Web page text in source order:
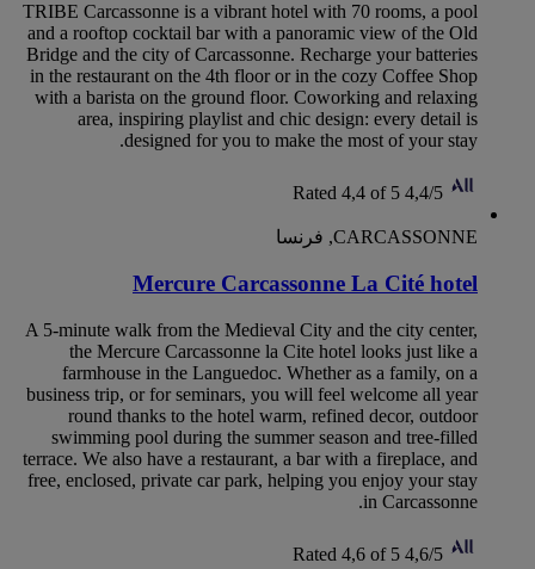
TRIBE Carcassonne is a vibrant hotel with 70 rooms, a pool
and a rooftop cocktail bar with a panoramic view of the Old
Bridge and the city of Carcassonne. Recharge your batteries
in the restaurant on the 4th floor or in the cozy Coffee Shop
with a barista on the ground floor. Coworking and relaxing
area, inspiring playlist and chic design: every detail is
designed for you to make the most of your stay.
4,4/5
Rated 4,4 of 5
CARCASSONNE, فرنسا
Mercure Carcassonne La Cité hotel
A 5-minute walk from the Medieval City and the city center,
the Mercure Carcassonne la Cite hotel looks just like a
farmhouse in the Languedoc. Whether as a family, on a
business trip, or for seminars, you will feel welcome all year
round thanks to the hotel warm, refined decor, outdoor
swimming pool during the summer season and tree-filled
terrace. We also have a restaurant, a bar with a fireplace, and
free, enclosed, private car park, helping you enjoy your stay
in Carcassonne.
4,6/5
Rated 4,6 of 5